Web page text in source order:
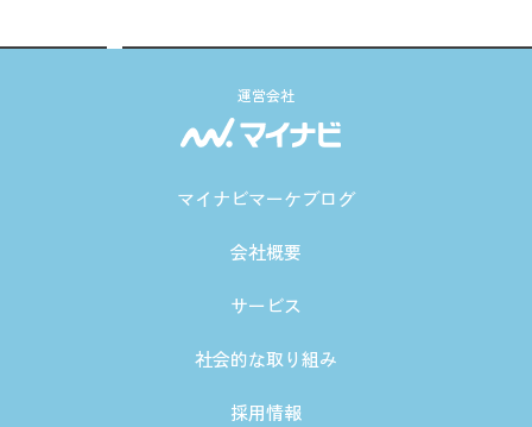
運営会社
マイナビマーケブログ
会社概要
サービス
社会的な取り組み
採用情報